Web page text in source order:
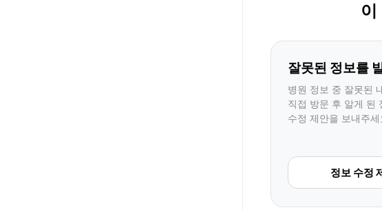
잘못된 정보를
병원 정보 중 잘못된
직접 방문 후 알게 된
수정 제안을 보내주세
정보 수정